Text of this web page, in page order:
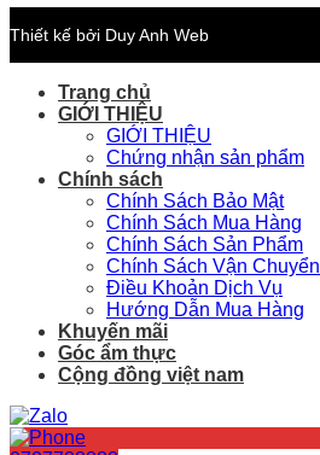
Thiết kế bởi Duy Anh Web
Trang chủ
GIỚI THIỆU
GIỚI THIỆU
Chứng nhận sản phẩm
Chính sách
Chính Sách Bảo Mật
Chính Sách Mua Hàng
Chính Sách Sản Phẩm
Chính Sách Vận Chuyển
Điều Khoản Dịch Vụ
Hướng Dẫn Mua Hàng
Khuyến mãi
Góc ẩm thực
Cộng đồng việt nam